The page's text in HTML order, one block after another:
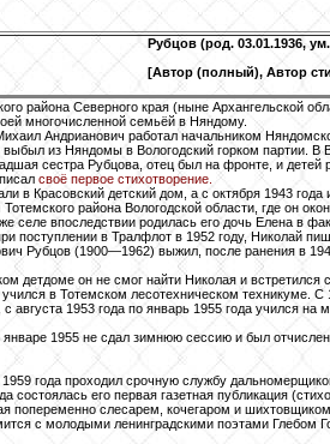
Рубцов (род. 03.01.1936,
[Автор (полный), Автор
района Северного края (ныне Архангельской
многочисленной семьёй в Няндому.
Андрианович работал начальником
из Няндомы в Вологодский горком партии. В
сестра Рубцова, отец был на фронте, и детей
своё первое стихотворение.
в Красовский детский дом, а с октября 1943
района Вологодской области, где он
впоследствии родилась его дочь Елена в
поступлении в Тралфлот в 1952 году, Николай
Рубцов (1900—1962) выжил, после ранения в
детдоме он не смог найти Николая и встретился
в Тотемском лесотехническом техникуме. С
августа 1953 года по январь 1955 года учился
1955 не сдал зимнюю сессию и был
1959 года проходил срочную службу
состоялась его первая газетная публикация
попеременно слесарем, кочегаром и
с молодыми ленинградскими поэтами